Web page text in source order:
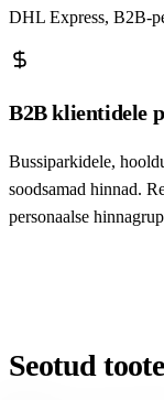
DHL Express, B2B-
B2B klientidele
Bussiparkidele,
soodsamad hinnad.
personaalse
Seotud